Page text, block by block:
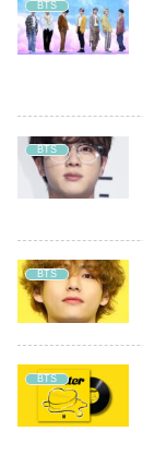
BTS
BTS
BTS
BTS